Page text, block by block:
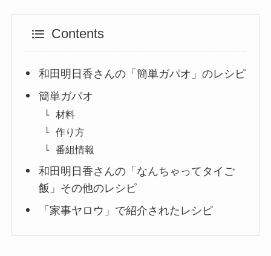
Contents
和田明日香さんの「簡単ガパオ」のレシピ
簡単ガパオ
材料
作り方
番組情報
和田明日香さんの「なんちゃってタイご
飯」その他のレシピ
「家事ヤロウ」で紹介されたレシピ